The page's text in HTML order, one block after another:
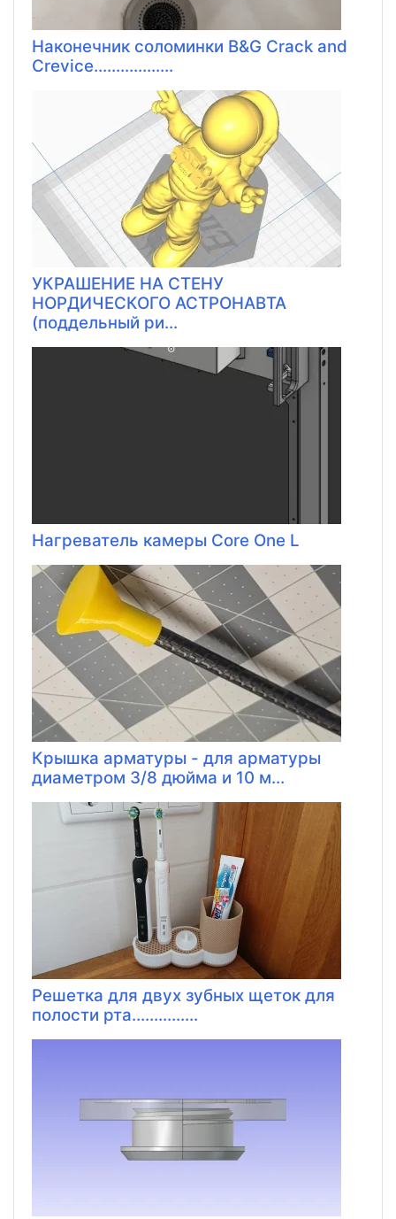
Наконечник соломинки B&G Crack and
Crevice..................
УКРАШЕНИЕ НА СТЕНУ
НОРДИЧЕСКОГО АСТРОНАВТА
(поддельный ри...
Нагреватель камеры Core One L
Крышка арматуры - для арматуры
диаметром 3/8 дюйма и 10 м...
Решетка для двух зубных щеток для
полости рта...............